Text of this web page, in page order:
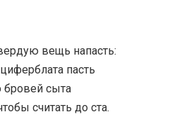
вещь напасть:
пасть
бровей сыта
считать до ста.